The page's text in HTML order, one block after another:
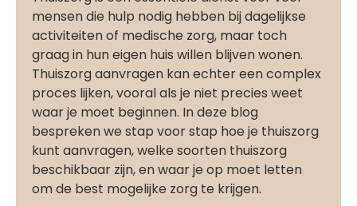
mensen die hulp nodig hebben bij dagelijkse
activiteiten of medische zorg, maar toch
graag in hun eigen huis willen blijven wonen.
Thuiszorg aanvragen kan echter een complex
proces lijken, vooral als je niet precies weet
waar je moet beginnen. In deze blog
bespreken we stap voor stap hoe je thuiszorg
kunt aanvragen, welke soorten thuiszorg
beschikbaar zijn, en waar je op moet letten
om de best mogelijke zorg te krijgen.